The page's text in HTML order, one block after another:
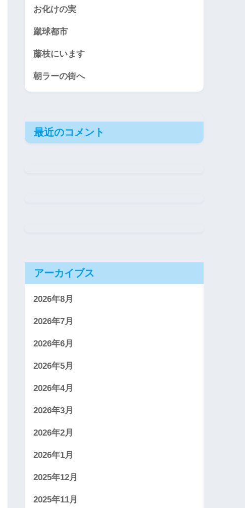
お化けの実
蹴球都市
藤枝にいます
朝ラーの街へ
最近のコメント
アーカイブス
2026年8月
2026年7月
2026年6月
2026年5月
2026年4月
2026年3月
2026年2月
2026年1月
2025年12月
2025年11月